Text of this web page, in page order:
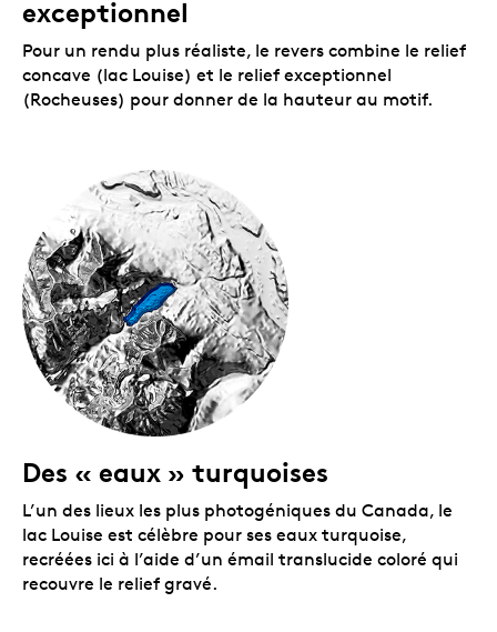
exceptionnel
Pour un rendu plus réaliste, le revers combine le relief
concave (lac Louise) et le relief exceptionnel
(Rocheuses) pour donner de la hauteur au motif.
Des « eaux » turquoises
L’un des lieux les plus photogéniques du Canada, le
lac Louise est célèbre pour ses eaux turquoise,
recréées ici à l’aide d’un émail translucide coloré qui
recouvre le relief gravé.